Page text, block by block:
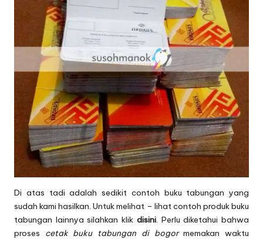
Di atas tadi adalah sedikit contoh buku tabungan yang
sudah kami hasilkan. Untuk melihat – lihat contoh produk buku
tabungan lainnya silahkan klik disini. Perlu diketahui bahwa
proses cetak buku tabungan di bogormemakan waktu